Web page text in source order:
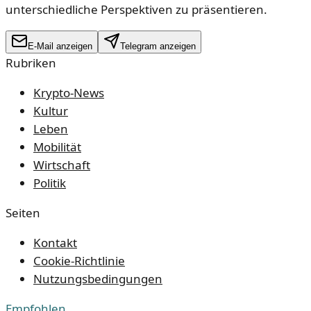
unterschiedliche Perspektiven zu präsentieren.
E-Mail anzeigen Telegram anzeigen
Rubriken
Krypto-News
Kultur
Leben
Mobilität
Wirtschaft
Politik
Seiten
Kontakt
Cookie-Richtlinie
Nutzungsbedingungen